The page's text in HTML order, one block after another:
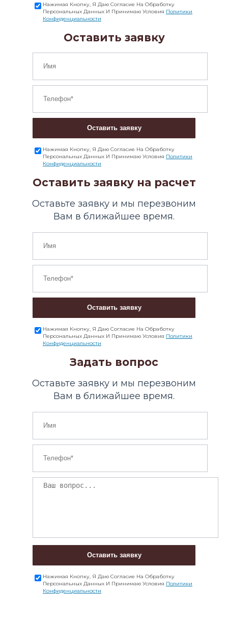
Нажимая Кнопку, Я Даю Согласие На Обработку
Персональных Данных И Принимаю Условия Политики
Конфиденциальности
Оставить заявку
Оставить заявку
Нажимая Кнопку, Я Даю Согласие На Обработку
Персональных Данных И Принимаю Условия Политики
Конфиденциальности
Оставить заявку на расчет
Оставьте заявку и мы перезвоним
Вам в ближайшее время.
Оставить заявку
Нажимая Кнопку, Я Даю Согласие На Обработку
Персональных Данных И Принимаю Условия Политики
Конфиденциальности
Задать вопрос
Оставьте заявку и мы перезвоним
Вам в ближайшее время.
Оставить заявку
Нажимая Кнопку, Я Даю Согласие На Обработку
Персональных Данных И Принимаю Условия Политики
Конфиденциальности